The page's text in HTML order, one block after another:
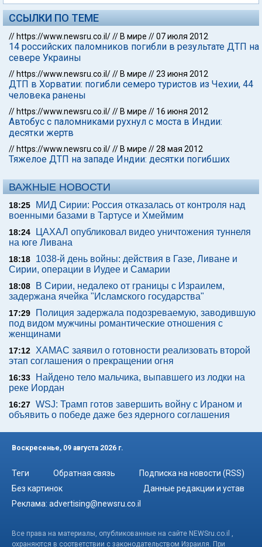
ССЫЛКИ ПО ТЕМЕ
// https://www.newsru.co.il/// В мире //07 июля 2012
14 российских паломников погибли в результате ДТП на
севере Украины
// https://www.newsru.co.il/// В мире //23 июня 2012
ДТП в Хорватии: погибли семеро туристов из Чехии, 44
человека ранены
// https://www.newsru.co.il/// В мире // 16 июня 2012
Автобус с паломниками рухнул с моста в Индии:
десятки жертв
// https://www.newsru.co.il/// В мире //28 мая 2012
Тяжелое ДТП на западе Индии: десятки погибших
ВАЖНЫЕ НОВОСТИ
18:25
МИД Сирии: Россия отказалась от контроля над
военными базами в Тартусе и Хмеймим
18:24
ЦАХАЛ опубликовал видео уничтожения туннеля
на юге Ливана
18:18
1038-й день войны: действия в Газе, Ливане и
Сирии, операции в Иудее и Самарии
18:08
В Сирии, недалеко от границы с Израилем,
задержана ячейка "Исламского государства"
17:29
Полиция задержала подозреваемую, заводившую
под видом мужчины романтические отношения с
женщинами
17:12
ХАМАС заявил о готовности реализовать второй
этап соглашения о прекращении огня
16:33
Найдено тело мальчика, выпавшего из лодки на
реке Иордан
16:27 WSJ: Трамп готов завершить войну с Ираном и
объявить о победе даже без ядерного соглашения
Воскресенье, 09 августа 2026 г.
Теги Обратная связь
Подписка на новости (RSS)
Без картинок
Данные редакции и устав
Реклама: advertising@newsru.co.il
Все права на материалы, опубликованные на сайте NEWSru.co.il ,
охраняются в соответствии с законодательством Израиля. При